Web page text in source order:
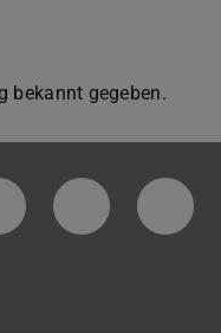
bekannt gegeben.
des Fachbereichs
Profil des
YouTube-Kanal
Twitter-